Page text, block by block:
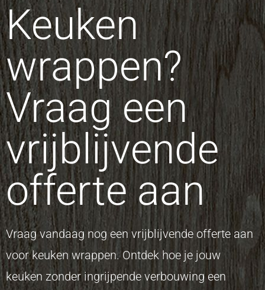
Keuken
wrappen?
Vraag een
vrijblijvende
offerte aan
Vraag vandaag nog een vrijblijvende offerte aan
voor keuken wrappen. Ontdek hoe je jouw
keuken zonder ingrijpende verbouwing een